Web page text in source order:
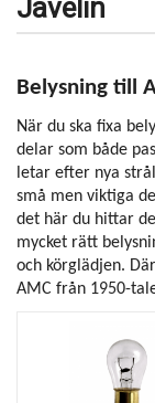
Javelin
Belysning till
När du ska fixa
delar som både
letar efter nya
små men viktiga
det här du hittar
mycket rätt
och körglädjen.
AMC från 1950-